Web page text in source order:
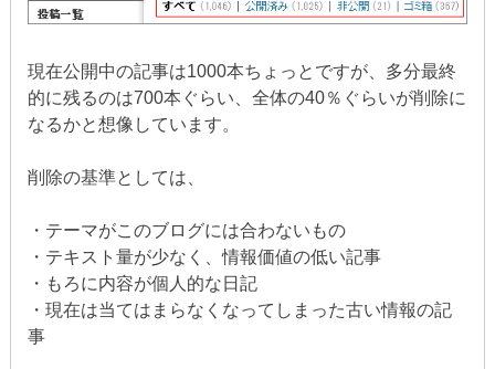
現在公開中の記事は1000本ちょっとですが、多分最終
的に残るのは700本ぐらい、全体の40％ぐらいが削除に
なるかと想像しています。
削除の基準としては、
・テーマがこのブログには合わないもの
・テキスト量が少なく、情報価値の低い記事
・もろに内容が個人的な日記
・現在は当てはまらなくなってしまった古い情報の記
事